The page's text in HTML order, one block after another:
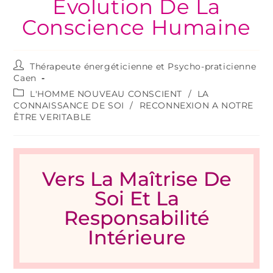
Évolution De La
Conscience Humaine
Thérapeute énergéticienne et Psycho-praticienne
Caen
L'HOMME NOUVEAU CONSCIENT
/
LA
CONNAISSANCE DE SOI
/
RECONNEXION A NOTRE
ÊTRE VERITABLE
Vers La Maîtrise De
Soi Et La
Responsabilité
Intérieure